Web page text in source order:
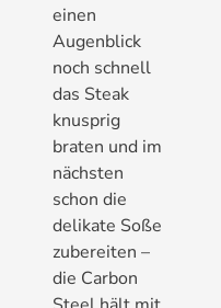
einen
Augenblick
noch schnell
das Steak
knusprig
braten und im
nächsten
schon die
delikate Soße
zubereiten –
die Carbon